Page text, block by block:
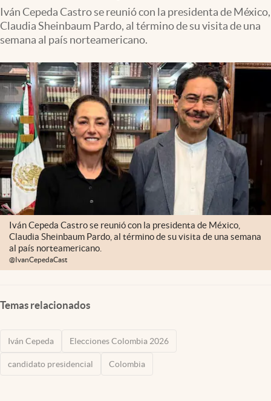
Iván Cepeda Castro se reunió con la presidenta de México,
Claudia Sheinbaum Pardo, al término de su visita de una
semana al país norteamericano.
Iván Cepeda Castro se reunió con la presidenta de México,
Claudia Sheinbaum Pardo, al término de su visita de una semana
al país norteamericano.
@IvanCepedaCast
Temas relacionados
Iván Cepeda Elecciones Colombia 2026
candidato presidencial Colombia